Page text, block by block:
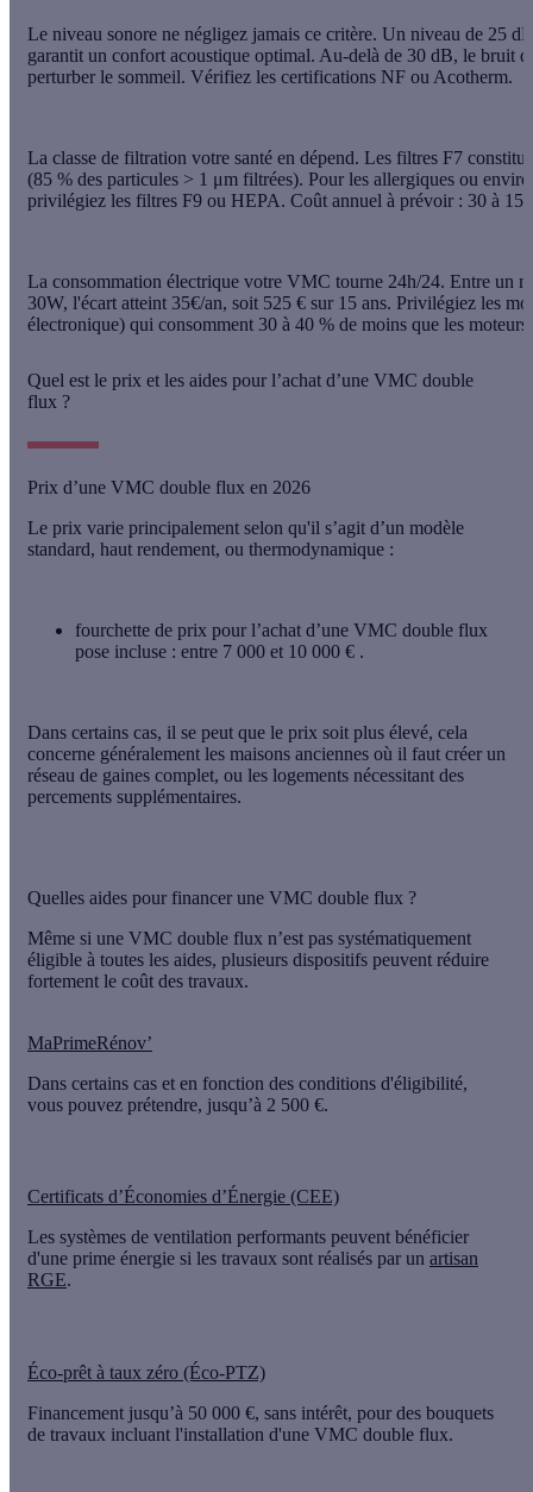
Le niveau sonore ne négligez jamais ce critère. Un niveau de 25
garantit un confort acoustique optimal. Au-delà de 30 dB, le bruit
perturber le sommeil. Vérifiez les certifications NF ou Acotherm.
La classe de filtration votre santé en dépend. Les filtres F7
(85 % des particules > 1 μm filtrées). Pour les allergiques ou
privilégiez les filtres F9 ou HEPA. Coût annuel à prévoir : 30 à
La consommation électrique votre VMC tourne 24h/24. Entre un
30W, l'écart atteint 35€/an, soit 525 € sur 15 ans. Privilégiez les
électronique) qui consomment 30 à 40 % de moins que les
Quel est le prix et les aides pour l’achat d’une VMC double
flux ?
Prix d’une VMC double flux en 2026
Le prix varie principalement selon qu'il s’agit d’un modèle
standard, haut rendement, ou thermodynamique :
fourchette de prix pour l’achat d’une VMC double flux
pose incluse : entre 7 000 et 10 000 € .
Dans certains cas, il se peut que le prix soit plus élevé, cela
concerne généralement les maisons anciennes où il faut créer un
réseau de gaines complet, ou les logements nécessitant des
percements supplémentaires.
Quelles aides pour financer une VMC double flux ?
Même si une VMC double flux n’est pas systématiquement
éligible à toutes les aides, plusieurs dispositifs peuvent réduire
fortement le coût des travaux.
MaPrimeRénov’
Dans certains cas et en fonction des conditions d'éligibilité,
vous pouvez prétendre, jusqu’à 2 500 €.
Certificats d’Économies d’Énergie (CEE)
Les systèmes de ventilation performants peuvent bénéficier
d'une prime énergie si les travaux sont réalisés par un artisan
RGE.
Éco-prêt à taux zéro (Éco-PTZ)
Financement jusqu’à 50 000 €, sans intérêt, pour des bouquets
de travaux incluant l'installation d'une VMC double flux.